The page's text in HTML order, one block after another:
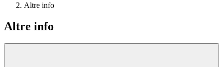
Altre info
Altre info